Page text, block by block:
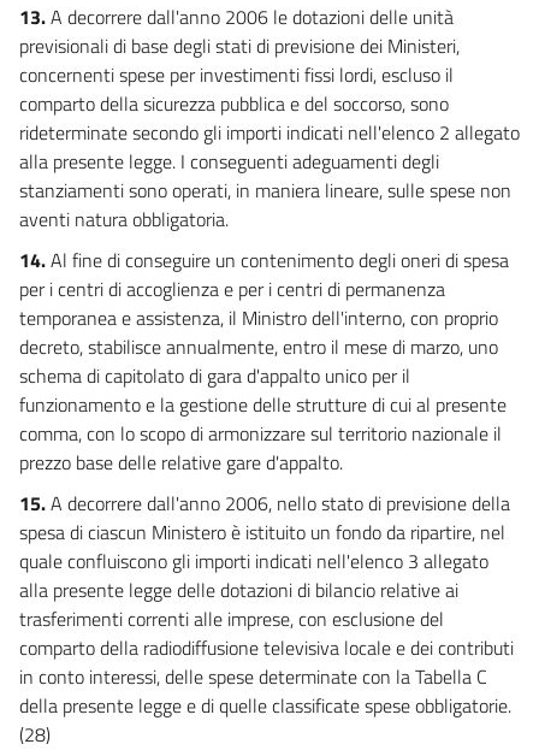
13.A decorrere dall'anno 2006 le dotazioni delle unità
previsionali di base degli stati di previsione dei Ministeri,
concernenti spese per investimenti fissi lordi, escluso il
comparto della sicurezza pubblica e del soccorso, sono
rideterminate secondo gli importi indicati nell'elenco 2 allegato
alla presente legge. I conseguenti adeguamenti degli
stanziamenti sono operati, in maniera lineare, sulle spese non
aventi natura obbligatoria.
14.Al fine di conseguire un contenimento degli oneri di spesa
per i centri di accoglienza e per i centri di permanenza
temporanea e assistenza, il Ministro dell'interno, con proprio
decreto, stabilisce annualmente, entro il mese di marzo, uno
schema di capitolato di gara d'appalto unico per il
funzionamento e la gestione delle strutture di cui al presente
comma, con lo scopo di armonizzare sul territorio nazionale il
prezzo base delle relative gare d'appalto.
15.A decorrere dall'anno 2006, nello stato di previsione della
spesa di ciascun Ministero è istituito un fondo da ripartire, nel
quale confluiscono gli importi indicati nell'elenco 3 allegato
alla presente legge delle dotazioni di bilancio relative ai
trasferimenti correnti alle imprese, con esclusione del
comparto della radiodiffusione televisiva locale e dei contributi
in conto interessi, delle spese determinate con la Tabella C
della presente legge e di quelle classificate spese obbligatorie.
(28)